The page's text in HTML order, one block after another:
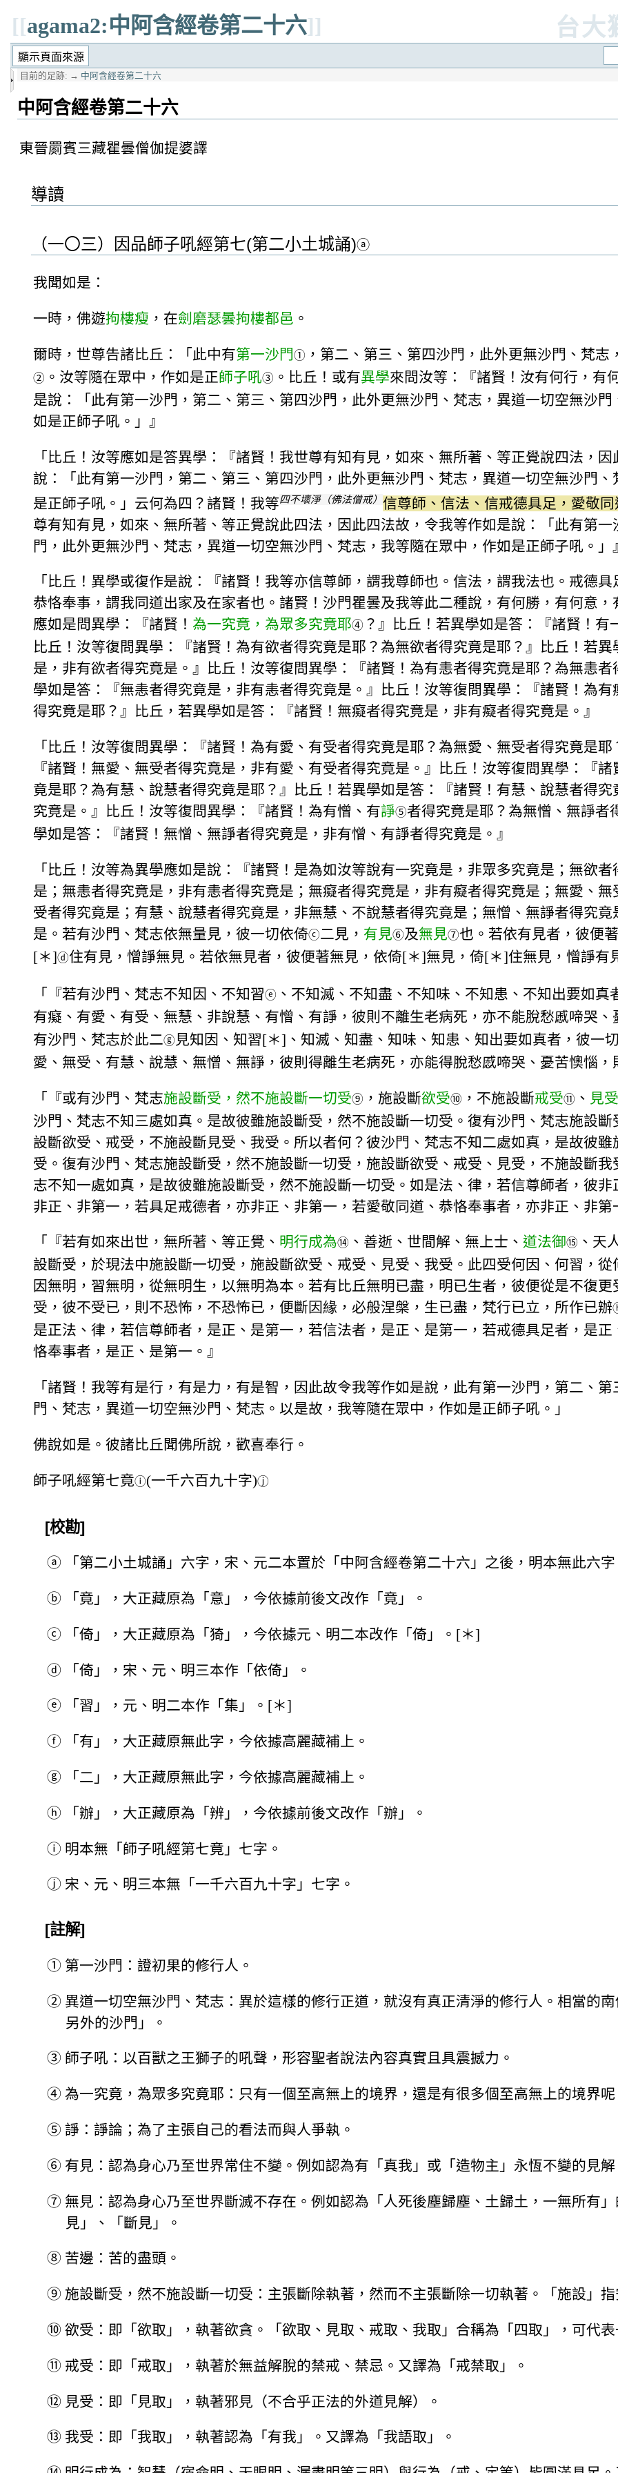
[[agama2:中阿含經卷第二十六]] 台大
目前的足跡: → 中阿含經卷第二十六
中阿含經卷第二十六
東晉罽賓三藏瞿曇僧伽提婆譯
導讀
（一〇三）因品師子吼經第七(第二小土城誦)ⓐ
我聞如是：
一時，佛遊拘樓瘦 ，在劍磨瑟曇拘樓都邑 。
爾時，世尊告諸比丘：「此中有第一沙門① ，第二、第三、第四沙門，此外更無沙門、梵志
② 。汝等隨在眾中，作如是正師子吼③ 。比丘！或有異學來問汝等：『諸賢！汝有何行，有
是說：「此有第一沙門，第二、第三、第四沙門，此外更無沙門、梵志，異道一切空無沙
如是正師子吼。」』
「比丘！汝等應如是答異學：『諸賢！我世尊有知有見，如來、無所著、等正覺說四法，
說：「此有第一沙門，第二、第三、第四沙門，此外更無沙門、梵志，異道一切空無沙門
是正師子吼。」云何為四？諸賢！我等四不壞淨（佛法僧戒） 信尊師、信法、信戒德具足，愛敬
尊有知有見，如來、無所著、等正覺說此四法，因此四法故，令我等作如是說：「此有第
門，此外更無沙門、梵志，異道一切空無沙門、梵志，我等隨在眾中，作如是正師子吼。」
「比丘！異學或復作是說：『諸賢！我等亦信尊師，謂我尊師也。信法，謂我法也。戒德
恭恪奉事，謂我同道出家及在家者也。諸賢！沙門瞿曇及我等此二種說，有何勝，有何意
應如是問異學：『諸賢！ 為一究竟，為眾多究竟耶④ ？』比丘！若異學如是答：『諸賢！有
比丘！汝等復問異學：『諸賢！為有欲者得究竟是耶？為無欲者得究竟是耶？』比丘！若
是，非有欲者得究竟是。』比丘！汝等復問異學：『諸賢！為有恚者得究竟是耶？為無恚
學如是答：『無恚者得究竟是，非有恚者得究竟是。』比丘！汝等復問異學：『諸賢！為
得究竟是耶？』比丘，若異學如是答：『諸賢！無癡者得究竟是，非有癡者得究竟是。』
「比丘！汝等復問異學：『諸賢！為有愛、有受者得究竟是耶？為無愛、無受者得究竟是
『諸賢！無愛、無受者得究竟是，非有愛、有受者得究竟是。』比丘！汝等復問異學：『
竟是耶？為有慧、說慧者得究竟是耶？』比丘！若異學如是答：『諸賢！有慧、說慧者得
究竟是。』比丘！汝等復問異學：『諸賢！為有憎、有諍⑤者得究竟是耶？為無憎、無諍者
學如是答：『諸賢！無憎、無諍者得究竟是，非有憎、有諍者得究竟是。』
「比丘！汝等為異學應如是說：『諸賢！是為如汝等說有一究竟是，非眾多究竟是；無欲
是；無恚者得究竟是，非有恚者得究竟是；無癡者得究竟是，非有癡者得究竟是；無愛、
受者得究竟是；有慧、說慧者得究竟是，非無慧、不說慧者得究竟是；無憎、無諍者得究
是。若有沙門、梵志依無量見，彼一切依倚ⓒ二見， 有見⑥及無見⑦也。若依有見者，彼便
[＊]ⓓ住有見，憎諍無見。若依無見者，彼便著無見，依倚[＊]無見，倚[＊]住無見，憎諍有
「『若有沙門、梵志不知因、不知習ⓔ 、不知滅、不知盡、不知味、不知患、不知出要如真
有癡、有愛、有受、無慧、非說慧、有憎、有諍，彼則不離生老病死，亦不能脫愁慼啼哭、
有沙門、梵志於此二ⓖ 見知因、知習[＊]、知滅、知盡、知味、知患、知出要如真者，彼一
愛、無受、有慧、說慧、無憎、無諍，彼則得離生老病死，亦能得脫愁慼啼哭、憂苦懊惱，
「『或有沙門、梵志施設斷受，然不施設斷一切受⑨ ，施設斷欲受⑩ ，不施設斷戒受⑪ 、 見受
沙門、梵志不知三處如真。是故彼雖施設斷受，然不施設斷一切受。復有沙門、梵志施設
設斷欲受、戒受，不施設斷見受、我受。所以者何？彼沙門、梵志不知二處如真，是故彼
受。復有沙門、梵志施設斷受，然不施設斷一切受，施設斷欲受、戒受、見受，不施設斷
志不知一處如真，是故彼雖施設斷受，然不施設斷一切受。如是法、律，若信尊師者，彼
非正、非第一，若具足戒德者，亦非正、非第一，若愛敬同道、恭恪奉事者，亦非正、非第
「『若有如來出世，無所著、等正覺、 明行成為⑭ 、善逝、世間解、無上士、 道法御⑮ 、天
設斷受，於現法中施設斷一切受，施設斷欲受、戒受、見受、我受。此四受何因、何習，
因無明，習無明，從無明生，以無明為本。若有比丘無明已盡，明已生者，彼便從是不復
受，彼不受已，則不恐怖，不恐怖已，便斷因緣，必般涅槃，生已盡，梵行已立，所作已辦
是正法、律，若信尊師者，是正、是第一，若信法者，是正、是第一，若戒德具足者，是
恪奉事者，是正、是第一。』
「諸賢！我等有是行，有是力，有是智，因此故令我等作如是說，此有第一沙門，第二、
門、梵志，異道一切空無沙門、梵志。以是故，我等隨在眾中，作如是正師子吼。」
佛說如是。彼諸比丘聞佛所說，歡喜奉行。
師子吼經第七竟ⓘ(一千六百九十字)ⓙ
[校勘]
ⓐ 「第二小土城誦」六字，宋、元二本置於「中阿含經卷第二十六」之後，明本無此六
ⓑ 「竟」，大正藏原為「意」，今依據前後文改作「竟」。
ⓒ 「倚」，大正藏原為「猗」，今依據元、明二本改作「倚」。[＊]
ⓓ 「倚」，宋、元、明三本作「依倚」。
ⓔ 「習」，元、明二本作「集」。[＊]
ⓕ 「有」，大正藏原無此字，今依據高麗藏補上。
ⓖ 「二」，大正藏原無此字，今依據高麗藏補上。
ⓗ 「辦」，大正藏原為「辨」，今依據前後文改作「辦」。
ⓘ 明本無「師子吼經第七竟」七字。
ⓙ 宋、元、明三本無「一千六百九十字」七字。
[註解]
① 第一沙門：證初果的修行人。
② 異道一切空無沙門、梵志：異於這樣的修行正道，就沒有真正清淨的修行人。相當的
另外的沙門」。
③ 師子吼：以百獸之王獅子的吼聲，形容聖者說法內容真實且具震撼力。
④ 為一究竟，為眾多究竟耶：只有一個至高無上的境界，還是有很多個至高無上的境界
⑤ 諍：諍論；為了主張自己的看法而與人爭執。
⑥ 有見：認為身心乃至世界常住不變。例如認為有「真我」或「造物主」永恆不變的見
⑦ 無見：認為身心乃至世界斷滅不存在。例如認為「人死後塵歸塵、土歸土，一無所有
見」、「斷見」。
⑧ 苦邊：苦的盡頭。
⑨ 施設斷受，然不施設斷一切受：主張斷除執著，然而不主張斷除一切執著。「施設」
⑩ 欲受：即「欲取」，執著欲貪。「欲取、見取、戒取、我取」合稱為「四取」，可代
⑪ 戒受：即「戒取」，執著於無益解脫的禁戒、禁忌。又譯為「戒禁取」。
⑫ 見受：即「見取」，執著邪見（不合乎正法的外道見解）。
⑬ 我受：即「我取」，執著認為「有我」。又譯為「我語取」。